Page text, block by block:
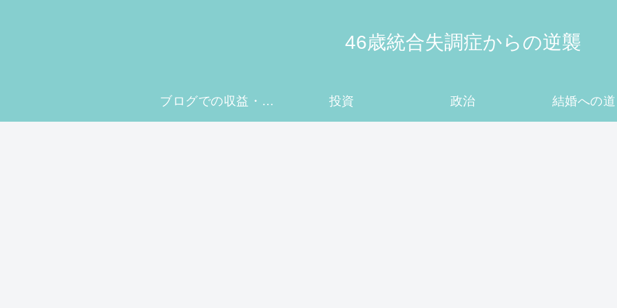
46歳統合失調症からの逆襲
ブログでの収益・Xでの収益 投資 政治 結婚への道